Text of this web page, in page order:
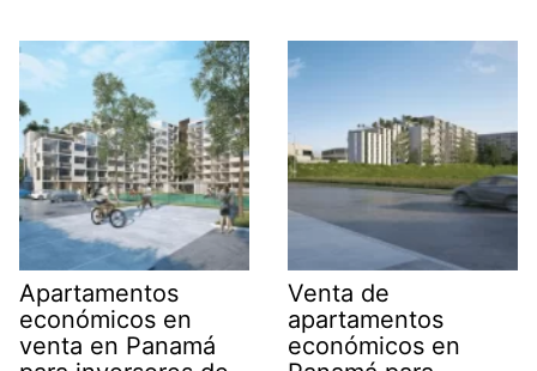
Apartamentos
económicos en
venta en Panamá
Venta de
apartamentos
económicos en